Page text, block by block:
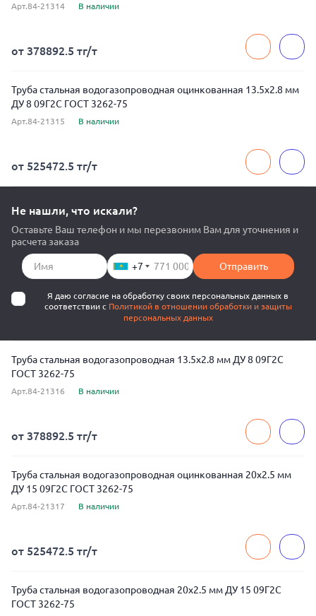
Арт.84-21314 В наличии
от 378892.5 тг/т
Труба стальная водогазопроводная оцинкованная 13.5x2.8 мм
ДУ 8 09Г2С ГОСТ 3262-75
Арт.84-21315 В наличии
от 525472.5 тг/т
Не нашли, что искали?
Оставьте Ваш телефон и мы перезвоним Вам для уточнения и
расчета заказа
+7 Отправить
Я даю согласие на обработку своих персональных данных в
соответствии с Политикой в отношении обработки и защиты
персональных данных
Труба стальная водогазопроводная 13.5x2.8 мм ДУ 8 09Г2С
ГОСТ 3262-75
Арт.84-21316 В наличии
от 378892.5 тг/т
Труба стальная водогазопроводная оцинкованная 20x2.5 мм
ДУ 15 09Г2С ГОСТ 3262-75
Арт.84-21317 В наличии
от 525472.5 тг/т
Труба стальная водогазопроводная 20x2.5 мм ДУ 15 09Г2С
ГОСТ 3262-75